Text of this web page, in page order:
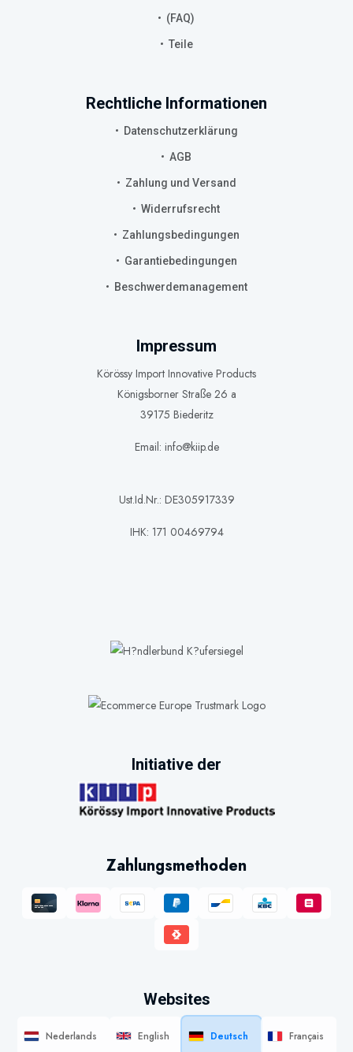
(FAQ)
Teile
Rechtliche Informationen
Datenschutzerklärung
AGB
Zahlung und Versand
Widerrufsrecht
Zahlungsbedingungen
Garantiebedingungen
Beschwerdemanagement
Impressum
Körössy Import Innovative Products
Königsborner Straße 26 a
39175 Biederitz
Email: info@kiip.de
Ust.Id.Nr.: DE305917339
IHK: 171 00469794
Initiative der
Zahlungsmethoden
Websites
Nederlands English Deutsch Français